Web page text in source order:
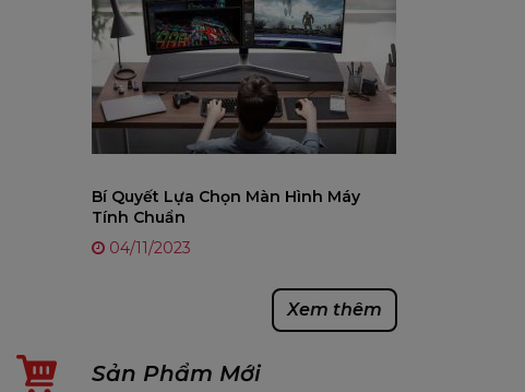
Bí Quyết Lựa Chọn Màn Hình Máy
Tính Chuẩn
04/11/2023
Xem thêm
Sản Phẩm Mới